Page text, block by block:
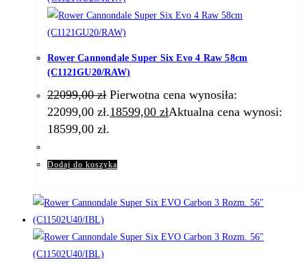
Rower Cannondale Super Six Evo 4 Raw 58cm
(C1121GU20/RAW)
22099,00zł Pierwotna cena wynosiła:
22099,00 zł.18599,00 złAktualna cena wynosi:
18599,00 zł.
Dodaj do koszyka